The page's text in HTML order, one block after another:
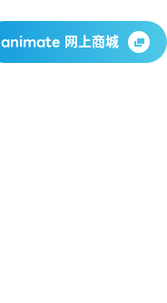
animate 网上商城